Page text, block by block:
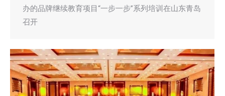
办的品牌继续教育项目“一步一步”系列培训在山东青岛
召开